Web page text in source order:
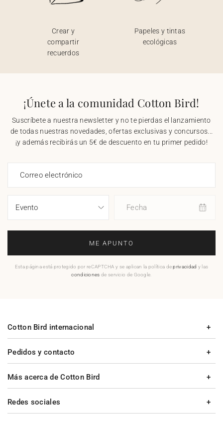
Crear y
compartir
recuerdos
Papeles y tintas
ecológicas
¡Únete a la comunidad Cotton Bird!
Suscríbete a nuestra newsletter y no te pierdas el lanzamiento
de todas nuestras novedades, ofertas exclusivas y concursos...
¡y además recibirás un 5€ de descuento en tu primer pedido!
Correo electrónico
Fecha
ME APUNTO
Esta página está protegido por reCAPTCHA y se aplican la política deprivacidad y las
condiciones de servicio de Google.
Pedidos y contacto
Más acerca de Cotton Bird
Cotton Bird internacional
Redes sociales